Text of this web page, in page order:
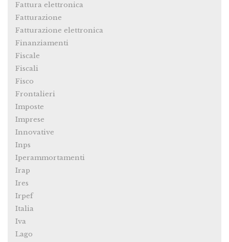
Fattura elettronica
Fatturazione
Fatturazione elettronica
Finanziamenti
Fiscale
Fiscali
Fisco
Frontalieri
Imposte
Imprese
Innovative
Inps
Iperammortamenti
Irap
Ires
Irpef
Italia
Iva
Lago